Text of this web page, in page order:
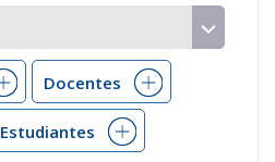
Docentes
Estudiantes